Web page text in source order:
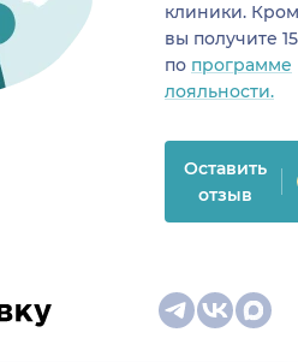
клиники.
вы получите
по программе
лояльности.
Оставить
отзыв